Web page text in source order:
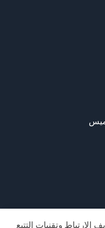
وتقنيات التتبع